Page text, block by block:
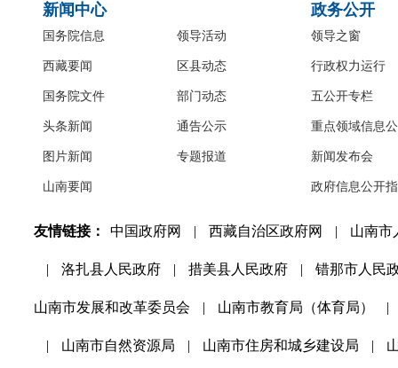
新闻中心
国务院信息
西藏要闻
国务院文件
头条新闻
图片新闻
山南要闻
领导活动
区县动态
部门动态
通告公示
专题报道
政务公开
领导之窗
行政权力运行
五公开专栏
重点领域信息
新闻发布会
政府信息公开
友情链接： 中国政府网 | 西藏自治区政府网 | 山南市
| 洛扎县人民政府 | 措美县人民政府 | 错那市人民
山南市发展和改革委员会 | 山南市教育局（体育局） |
| 山南市自然资源局 | 山南市住房和城乡建设局 |